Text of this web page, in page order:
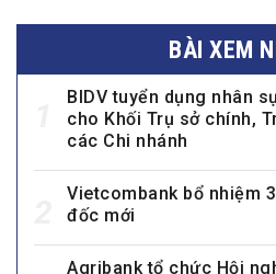
BÀI XEM
BIDV tuyển dụng nhân
cho Khối Trụ sở chính,
các Chi nhánh
Vietcombank bổ nhiệm
đốc mới
Agribank tổ chức Hội